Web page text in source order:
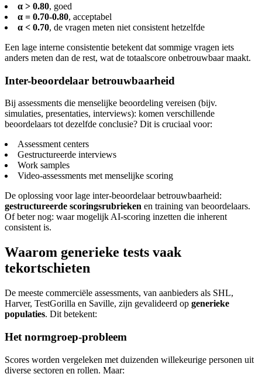
α > 0.80, goed
α = 0.70-0.80, acceptabel
α < 0.70, de vragen meten niet consistent hetzelfde
Een lage interne consistentie betekent dat sommige vragen iets
anders meten dan de rest, wat de totaalscore onbetrouwbaar maakt.
Inter-beoordelaar betrouwbaarheid
Bij assessments die menselijke beoordeling vereisen (bijv.
simulaties, presentaties, interviews): komen verschillende
beoordelaars tot dezelfde conclusie? Dit is cruciaal voor:
Assessment centers
Gestructureerde interviews
Work samples
Video-assessments met menselijke scoring
De oplossing voor lage inter-beoordelaar betrouwbaarheid:
gestructureerde scoringsrubrieken en training van beoordelaars.
Of beter nog: waar mogelijk AI-scoring inzetten die inherent
consistent is.
Waarom generieke tests vaak
tekortschieten
De meeste commerciële assessments, van aanbieders als SHL,
Harver, TestGorilla en Saville, zijn gevalideerd op generieke
populaties. Dit betekent:
Het normgroep-probleem
Scores worden vergeleken met duizenden willekeurige personen uit
diverse sectoren en rollen. Maar: